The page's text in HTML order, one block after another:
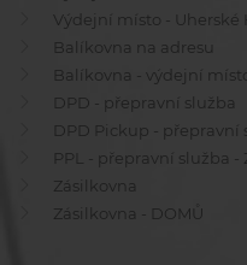
Výdejní místo - Uherské
Balíkovna na adresu
Balíkovna - výdejní
DPD - přepravní služba
DPD Pickup - přepravní
PPL - přepravní služba -
Zásilkovna
Zásilkovna - DOMŮ